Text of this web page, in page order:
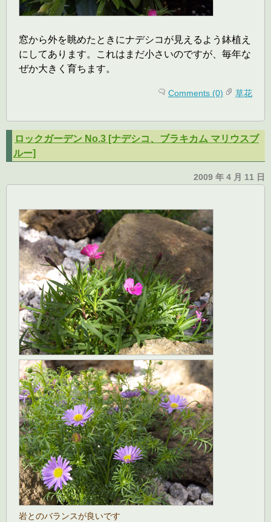
窓から外を眺めたときにナデシコが見えるよう鉢植え
にしてあります。これはまだ小さいのですが、毎年な
ぜか大きく育ちます。
Comments (0) 草花
ロックガーデン No.3 [ナデシコ、ブラキカム マリウスブ
ルー]
2009 年 4 月 11 日
岩とのバランスが良いです